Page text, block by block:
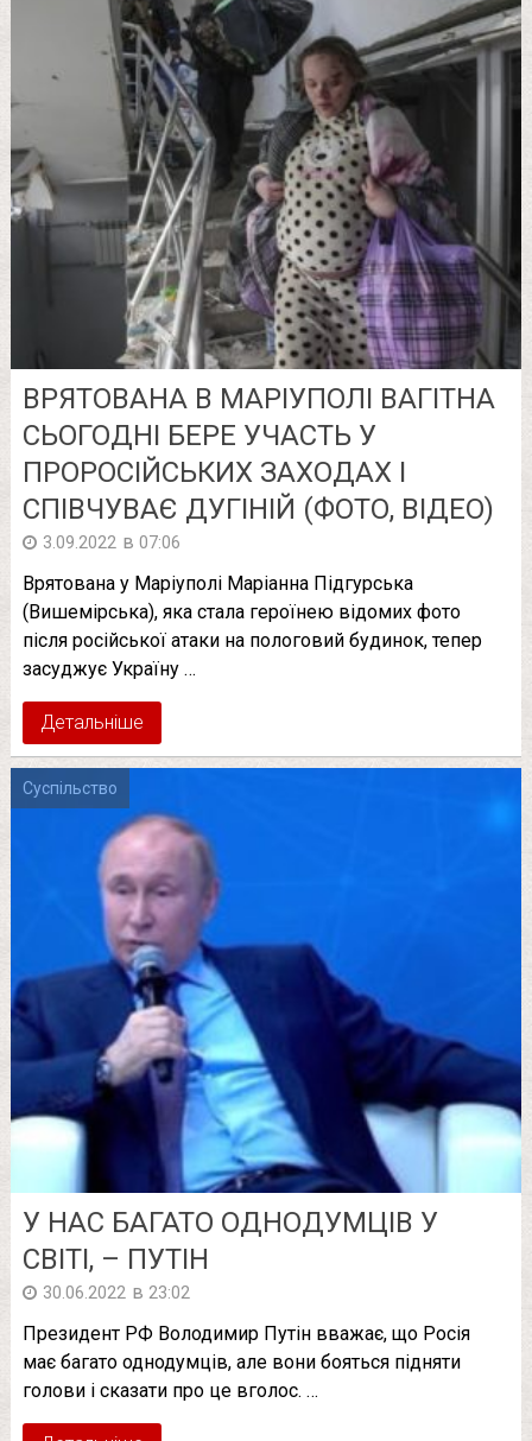
ВРЯТОВАНА В МАРІУПОЛІ ВАГІТНА
СЬОГОДНІ БЕРЕ УЧАСТЬ У
ПРОРОСІЙСЬКИХ ЗАХОДАХ І
СПІВЧУВАЄ ДУГІНІЙ (ФОТО, ВІДЕО)
3.09.2022 в 07:06
Врятована у Маріуполі Маріанна Підгурська
(Вишемірська), яка стала героїнею відомих фото
після російської атаки на пологовий будинок, тепер
засуджує Україну …
Детальніше
Суспільство
У НАС БАГАТО ОДНОДУМЦІВ У
СВІТІ, – ПУТІН
30.06.2022 в 23:02
Президент РФ Володимир Путін вважає, що Росія
має багато однодумців, але вони бояться підняти
голови і сказати про це вголос. …